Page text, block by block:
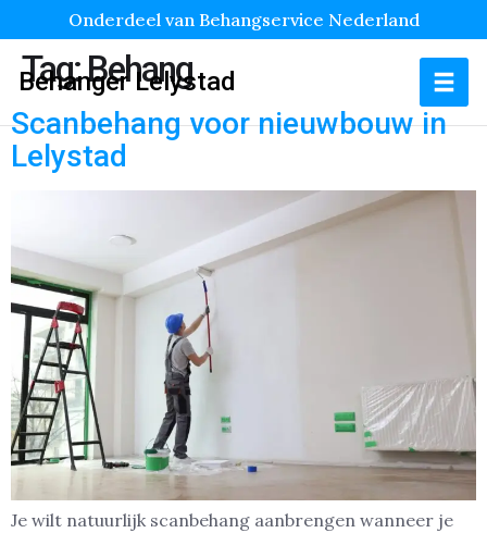
Onderdeel van Behangservice Nederland
Behanger Lelystad
Tag:Behang
Scanbehang voor nieuwbouw in
Lelystad
Je wilt natuurlijk scanbehang aanbrengen wanneer je